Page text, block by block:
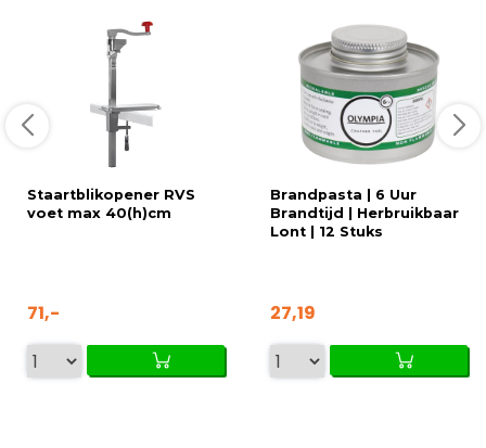
Staartblikopener RVS
voet max 40(h)cm
71,-
Brandpasta | 6 Uur
Brandtijd | Herbruikbaar
Lont | 12 Stuks
27,19